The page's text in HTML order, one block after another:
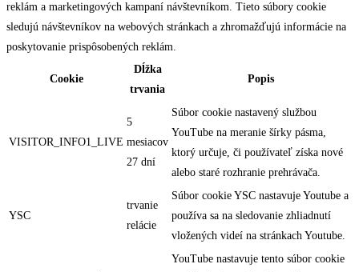
reklám a marketingových kampaní návštevníkom. Tieto súbory cookie
sledujú návštevníkov na webových stránkach a zhromažďujú informácie na
poskytovanie prispôsobených reklám.
Cookie
Dĺžka
trvania
Popis
VISITOR_INFO1_LIVE
5
mesiacov
27 dní
Súbor cookie nastavený službou
YouTube na meranie šírky pásma,
ktorý určuje, či používateľ získa nové
alebo staré rozhranie prehrávača.
YSC
trvanie
relácie
Súbor cookie YSC nastavuje Youtube a
používa sa na sledovanie zhliadnutí
vložených videí na stránkach Youtube.
YouTube nastavuje tento súbor cookie